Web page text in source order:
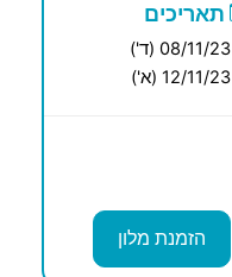
תאריכים
08/11/23 (ד')
12/11/23 (א')
הזמנת מלון